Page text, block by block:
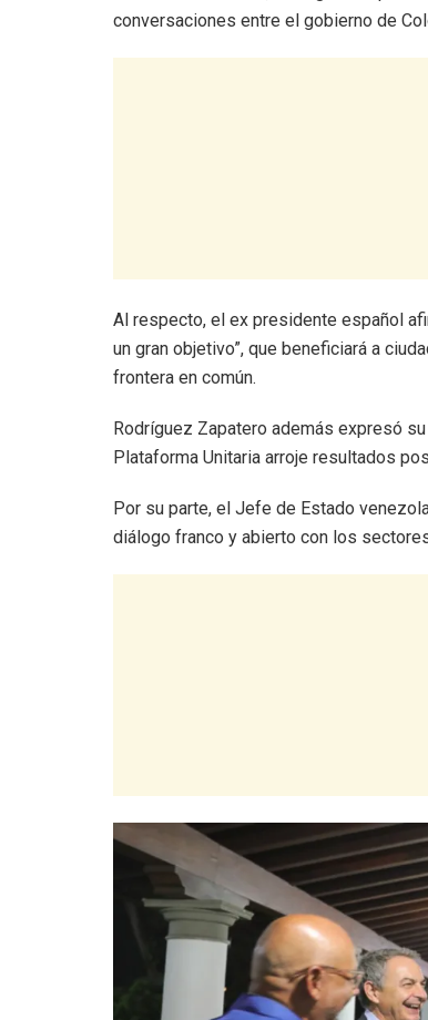
conversaciones entre el gobierno de
Al respecto, el ex presidente español
un gran objetivo”, que beneficiará a
frontera en común.
Rodríguez Zapatero además expresó
Plataforma Unitaria arroje resultados
Por su parte, el Jefe de Estado
diálogo franco y abierto con los